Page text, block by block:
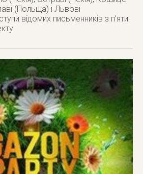
(Польща) і Львові
відомих письменників з п’яти